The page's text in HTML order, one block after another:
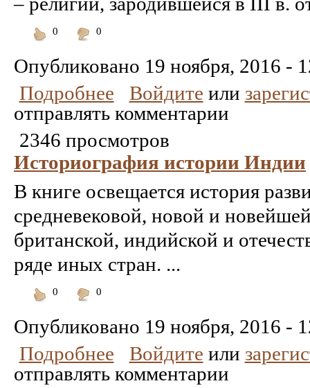
0
0
Опубликовано 19 ноября, 2016 -
Подробнее
Войдите или
отправлять комментарии
2346 просмотров
Историография истории Индии
В книге освещается история
средневековой, новой и
британской, индийской и
ряде иных стран. ...
0
0
Опубликовано 19 ноября, 2016 -
Подробнее
Войдите или
отправлять комментарии